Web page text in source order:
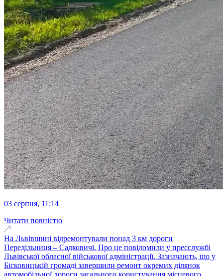
03 серпня, 11:14
Читати повністю
На Львівщині відремонтували понад 3 км дороги
Передільниця – Садковичі. Про це повідомили у пресслужбі
Львівської обласної військової адміністрації. Зазначають, що у
Бісковицькій громаді завершили ремонт окремих ділянок